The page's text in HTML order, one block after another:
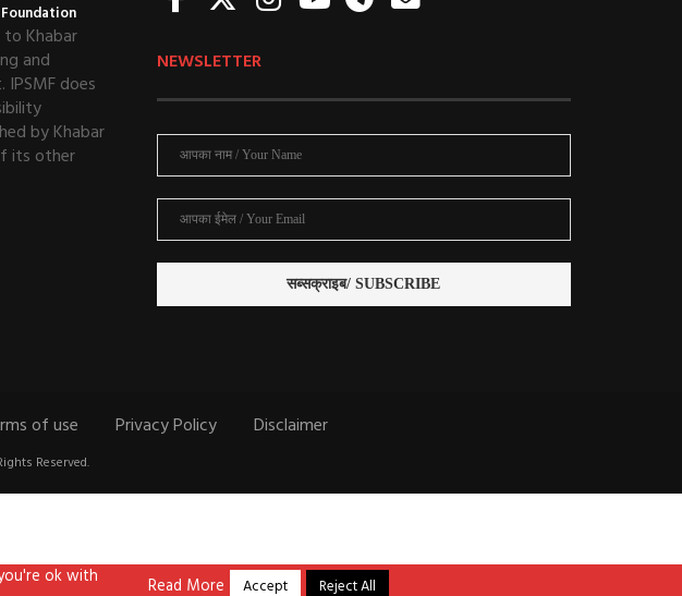
Khabar
and
does
by Khabar
its other
NEWSLETTER
of use Privacy Policy Disclaimer
Reserved.
ok with Read More Accept Reject All